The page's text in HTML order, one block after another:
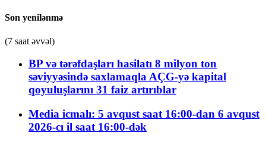
Son yenilənmə
(7 saat əvvəl)
BP və tərəfdaşları hasilatı 8 milyon ton
səviyyəsində saxlamaqla AÇG-yə kapital
qoyuluşlarını 31 faiz artırıblar
Media icmalı: 5 avqust saat 16:00-dan 6 avqust
2026-cı il saat 16:00-dək